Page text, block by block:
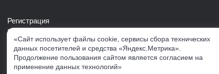
Регистрация
Войти в свой аккаунт
Скачать каталог продукции VERTUL
Следите за нами
«Сайт использует файлы cookie, сервисы сбора технических
данных посетителей и средства «Яндекс.Метрика».
Продолжение пользования сайтом является согласием на
применение данных технологий»